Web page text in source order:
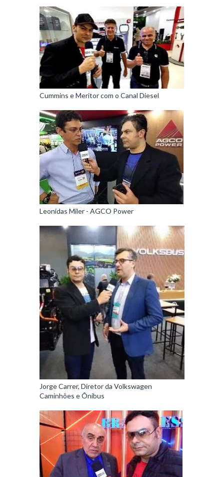
Cummins e Meritor com o Canal Diesel
Leonidas Miler - AGCO Power
Jorge Carrer, Diretor da Volkswagen
Caminhões e Ônibus